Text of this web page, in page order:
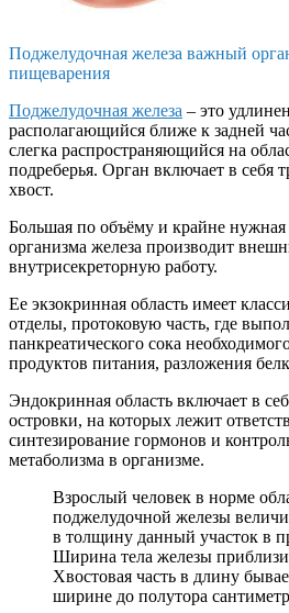
Поджелудочная железа важный
пищеварения
Поджелудочная железа – это
располагающийся ближе к задней
слегка распространяющийся на
подреберья. Орган включает в себя
хвост.
Большая по объёму и крайне нужная
организма железа производит
внутрисекреторную работу.
Ее экзокринная область имеет
отделы, протоковую часть, где
панкреатического сока
продуктов питания, разложения
Эндокринная область включает в
островки, на которых лежит
синтезирование гормонов и
метаболизма в организме.
Взрослый человек в норме
поджелудочной железы
в толщину данный участок в
Ширина тела железы
Хвостовая часть в длину
ширине до полутора